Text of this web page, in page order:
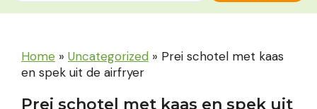
Home » Uncategorized » Prei schotel met kaas
en spek uit de airfryer
Prei schotel met kaas en spek uit